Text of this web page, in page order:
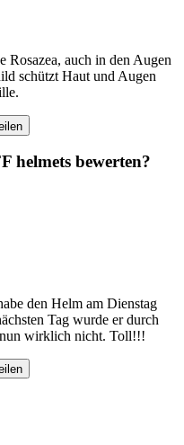
Rosazea, auch in den Augen
schützt Haut und Augen
helmets bewerten?
den Helm am Dienstag
Tag wurde er durch
wirklich nicht. Toll!!!